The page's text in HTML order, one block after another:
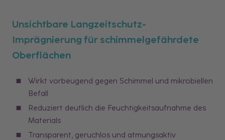
Unsichtbare Langzeitschutz-
Imprägnierung für schimmelgefährdete
Oberflächen
Wirkt vorbeugend gegen Schimmel und mikrobiellen
Befall
Reduziert deutlich die Feuchtigkeitsaufnahme des
Materials
Transparent, geruchlos und atmungsaktiv